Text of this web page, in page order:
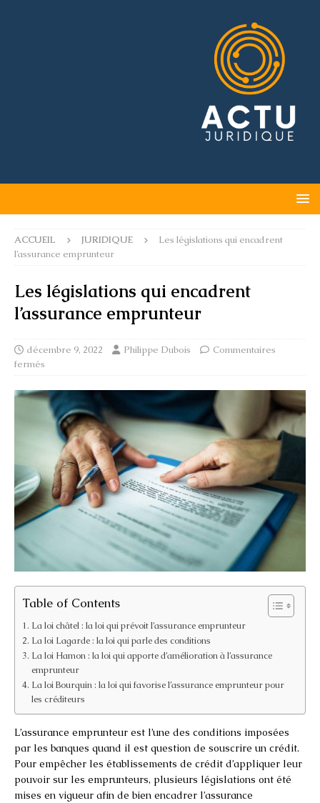
ACCUEIL JURIDIQUE
Les législations qui encadrent
l’assurance emprunteur
Les législations qui encadrent
l’assurance emprunteur
décembre 9, 2022 Philippe Dubois
Commentaires
fermés
Table of Contents
La loi châtel : la loi qui prévoit l’assurance emprunteur
La loi Lagarde : la loi qui parle des conditions
La loi Hamon : la loi qui apporte d’amélioration à l’assurance
emprunteur
La loi Bourquin : la loi qui favorise l’assurance emprunteur pour
les créditeurs
L’assurance emprunteur est l’une des conditions imposées
par les banques quand il est question de souscrire un crédit.
Pour empêcher les établissements de crédit d’appliquer leur
pouvoir sur les emprunteurs, plusieurs législations ont été
mises en vigueur afin de bien encadrer l’assurance